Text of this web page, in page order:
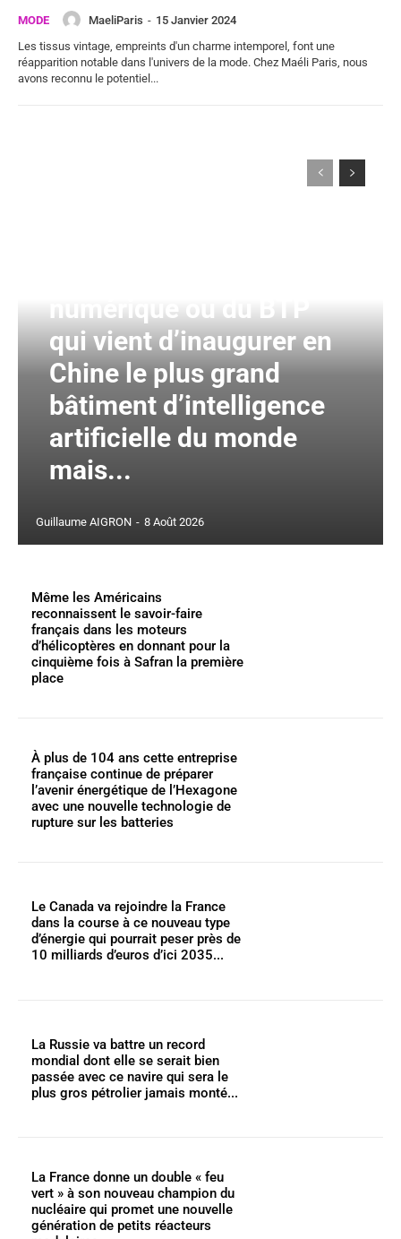
MODE MaeliParis - 15 Janvier 2024
Les tissus vintage, empreints d'un charme intemporel, font une
réapparition notable dans l'univers de la mode. Chez Maéli Paris, nous
avons reconnu le potentiel...
numérique ou du BTP
qui vient d’inaugurer en
Chine le plus grand
bâtiment d’intelligence
artificielle du monde
mais...
Guillaume AIGRON - 8 Août 2026
Même les Américains
reconnaissent le savoir-faire
français dans les moteurs
d’hélicoptères en donnant pour la
cinquième fois à Safran la première
place
À plus de 104 ans cette entreprise
française continue de préparer
l’avenir énergétique de l’Hexagone
avec une nouvelle technologie de
rupture sur les batteries
Le Canada va rejoindre la France
dans la course à ce nouveau type
d’énergie qui pourrait peser près de
10 milliards d’euros d’ici 2035...
La Russie va battre un record
mondial dont elle se serait bien
passée avec ce navire qui sera le
plus gros pétrolier jamais monté...
La France donne un double « feu
vert » à son nouveau champion du
nucléaire qui promet une nouvelle
génération de petits réacteurs